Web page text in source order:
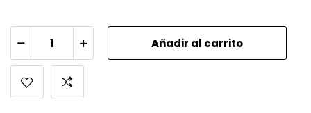
Añadir al carrito